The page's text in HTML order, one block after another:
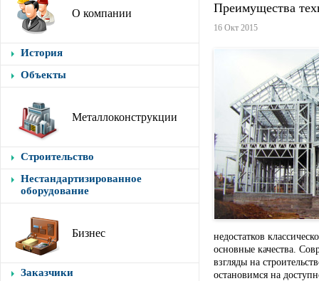
О компании
История
Объекты
Металлоконструкции
Строительство
Нестандартизированное
оборудование
Бизнес
Заказчики
Преимущества
16 Окт 2015
недостатков
основные качества.
взгляды на
остановимся на